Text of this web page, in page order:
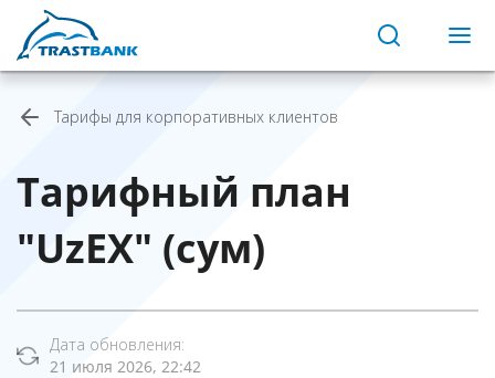
Тарифы для корпоративных клиентов
Тарифный план
"UzEX" (сум)
Дата обновления:
21 июля 2026, 22:42